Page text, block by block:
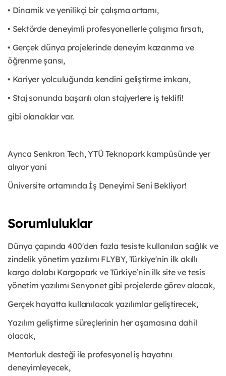
• Dinamik ve yenilikçi bir çalışma ortamı,
• Sektörde deneyimli profesyonellerle çalışma fırsatı,
• Gerçek dünya projelerinde deneyim kazanma ve
öğrenme şansı,
• Kariyer yolculuğunda kendini geliştirme imkanı,
• Staj sonunda başarılı olan stajyerlere iş teklifi!
gibi olanaklar var.
Ayrıca Senkron Tech, YTÜ Teknopark kampüsünde yer
alıyor yani
Üniversite ortamında İş Deneyimi Seni Bekliyor!
Sorumluluklar
Dünya çapında 400'den fazla tesiste kullanılan sağlık ve
zindelik yönetim yazılımı FLYBY, Türkiye'nin ilk akıllı
kargo dolabı Kargopark ve Türkiye’nin ilk site ve tesis
yönetim yazılımı Senyonet gibi projelerde görev alacak,
Gerçek hayatta kullanılacak yazılımlar geliştirecek,
Yazılım geliştirme süreçlerinin her aşamasına dahil
olacak,
Mentorluk desteği ile profesyonel iş hayatını
deneyimleyecek,